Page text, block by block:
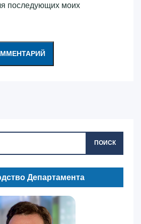
последующих моих
ПОИСК
Департамента